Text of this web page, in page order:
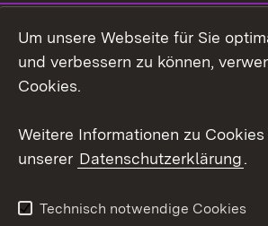
X / Twitter
Youtube
Kontakt
Barrierefreiheit
Um unsere Webseite für Sie
und verbessern zu können,
Cookies.
Weitere Informationen zu
unserer Datenschutzerklärung.
Technisch notwendige Cookies